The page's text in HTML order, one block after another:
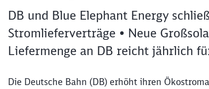
DB und Blue Elephant Energy
Stromlieferverträge • Neue
Liefermenge an DB reicht jährlich
Die Deutsche Bahn (DB) erhöht ihren